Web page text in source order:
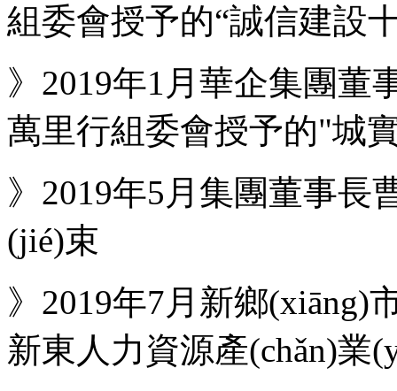
組委會授予的“誠信建設
》2019年1月華企集團董
萬里行組委會授予的"城
》2019年5月集團董事長
(jié)束
》2019年7月新鄉(xiāng)
新東人力資源產(chǎn)業